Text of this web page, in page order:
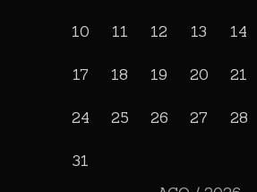
10 11 12 13 14
17 18 19 20 21
24 25 26 27 28
31